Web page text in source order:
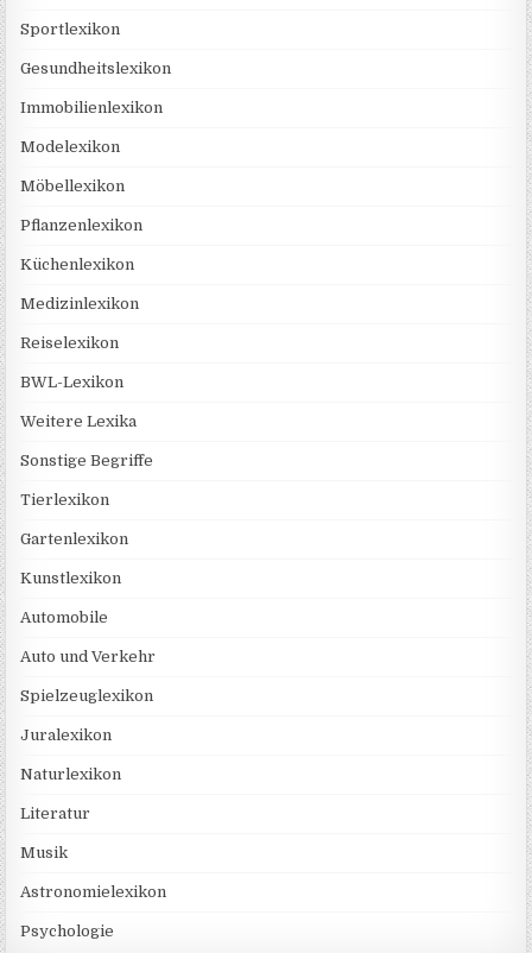
Sportlexikon
Gesundheitslexikon
Immobilienlexikon
Modelexikon
Möbellexikon
Pflanzenlexikon
Küchenlexikon
Medizinlexikon
Reiselexikon
BWL-Lexikon
Weitere Lexika
Sonstige Begriffe
Tierlexikon
Gartenlexikon
Kunstlexikon
Automobile
Auto und Verkehr
Spielzeuglexikon
Juralexikon
Naturlexikon
Literatur
Musik
Astronomielexikon
Psychologie